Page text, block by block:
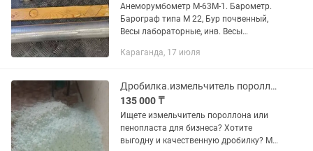
Анеморумбометр М-63М-1. Барометр.
Барограф типа М 22, Бур почвенный,
Весы лабораторные, инв. Весы
Фауна-М, Плювиограф с подставкой,
Караганда, 17 июля
Дробилка.измельчитель пороллон, пенопласт, сено кукуруза, корм. ұнтағыш.
135 000 ₸
Ищете измельчитель пороллона или
пенопласта для бизнеса? Хотите
выгодну и качественную дробилку? Мы